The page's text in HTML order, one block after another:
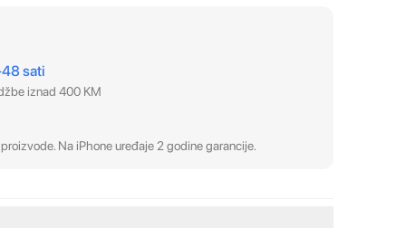
sati
iznad 400 KM
Na iPhone uređaje 2 godine garancije.